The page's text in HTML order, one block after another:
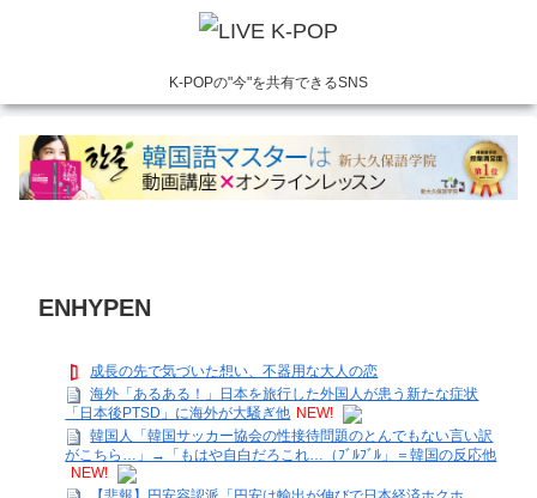
K-POPの"今"を共有できるSNS
ENHYPEN
成長の先で気づいた想い、不器用な大人の恋
海外「あるある！」日本を旅行した外国人が患う新たな症状
「日本後PTSD」に海外が大騒ぎ他 NEW!
韓国人「韓国サッカー協会の性接待問題のとんでもない言い訳
がこちら…」→「もはや自白だろこれ…（ﾌﾞﾙﾌﾞﾙ」＝韓国の反応他
NEW!